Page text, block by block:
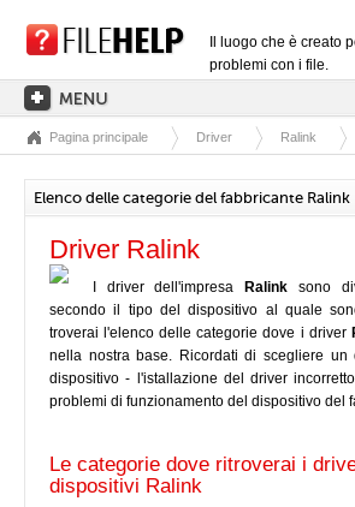
Il luogo che è creato
problemi con i file.
PAGINA PRINCIPALE
CATEGORIE DELLE ESTENSIONI
FILE DLL
CONVERSIONI DI FILE
SOFTWARE
Pagina principale Driver Ralink
Elenco delle categorie del fabbricante Ralink
Driver Ralink
I driver dell'impresa Ralink sono
secondo il tipo del dispositivo al quale
troverai l'elenco delle categorie dove i driver
nella nostra base. Ricordati di scegliere
dispositivo - l'istallazione del driver
problemi di funzionamento del dispositivo del
Le categorie dove ritroverai i
dispositivi Ralink